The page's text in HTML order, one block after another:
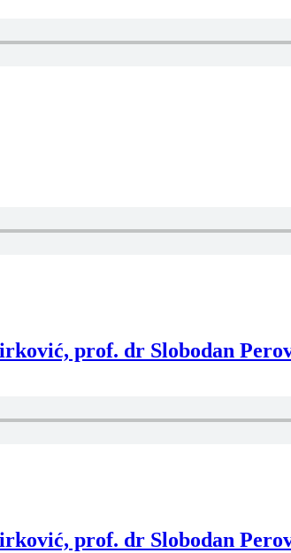
prof. dr Slobodan
prof. dr Slobodan